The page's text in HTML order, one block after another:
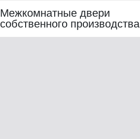
Межкомнатные двери
собственного производства